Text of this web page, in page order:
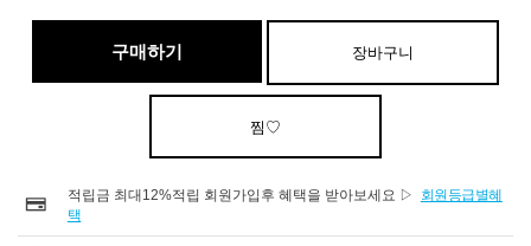
구매하기 장바구니
찜♡
적립금 최대12%적립 회원가입후 혜택을 받아보세요 ▷
회원등급별혜
택